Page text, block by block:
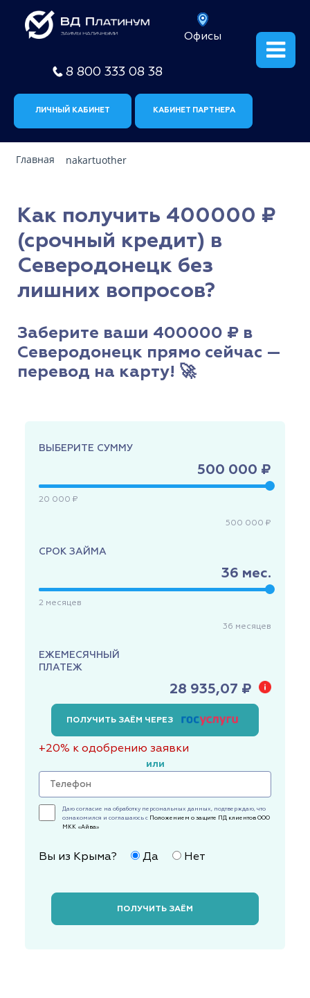
Офисы
8 800 333 08 38
ЛИЧНЫЙ КАБИНЕТ КАБИНЕТ ПАРТНЕРА
Главная nakartuother
Как получить 400000 ₽
(срочный кредит) в
Северодонецк без
лишних вопросов?
Заберите ваши 400000 ₽ в
Северодонецк прямо сейчас —
перевод на карту! 🚀
ВЫБЕРИТЕ СУММУ
500 000 ₽
20 000 ₽
500 000 ₽
СРОК ЗАЙМА
36 мес.
2 месяцев
36 месяцев
ЕЖЕМЕСЯЧНЫЙ
ПЛАТЕЖ
28 935,07 ₽
ПОЛУЧИТЬ ЗАЁМ ЧЕРЕЗ
+20% к одобрению заявки
или
Даю согласие на обработку персональных данных, подтверждаю, что
ознакомился и соглашаюсь с Положением о защите ПД клиентов ООО
МКК «Айва»
Вы из Крыма? Да Нет
ПОЛУЧИТЬ ЗАЁМ